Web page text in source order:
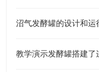
沼气发酵罐的设计和运
教学演示发酵罐搭建了